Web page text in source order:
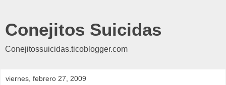
Conejitos Suicidas
Conejitossuicidas.ticoblogger.com
viernes, febrero 27, 2009